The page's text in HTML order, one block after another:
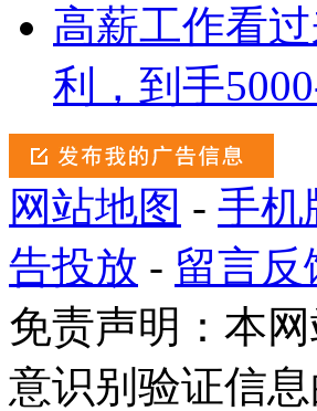
高薪工作看
利，到手
网站地图 - 手机
告投放 - 留言反
免责声明：本
意识别验证信